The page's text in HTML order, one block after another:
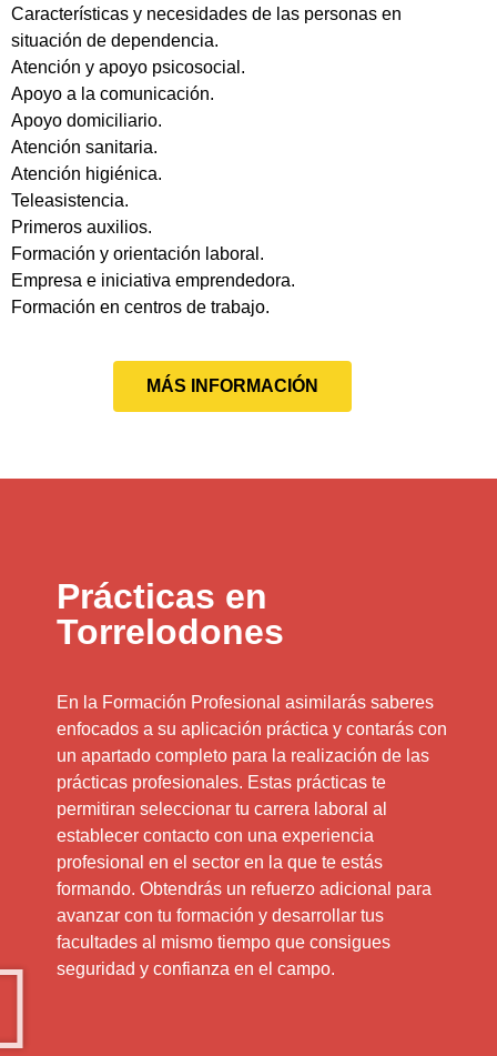
Características y necesidades de las personas en
situación de dependencia.
Atención y apoyo psicosocial.
Apoyo a la comunicación.
Apoyo domiciliario.
Atención sanitaria.
Atención higiénica.
Teleasistencia.
Primeros auxilios.
Formación y orientación laboral.
Empresa e iniciativa emprendedora.
Formación en centros de trabajo.
MÁS INFORMACIÓN
Prácticas en
Torrelodones
En la Formación Profesional asimilarás saberes
enfocados a su aplicación práctica y contarás con
un apartado completo para la realización de las
prácticas profesionales. Estas prácticas te
permitiran seleccionar tu carrera laboral al
establecer contacto con una experiencia
profesional en el sector en la que te estás
formando. Obtendrás un refuerzo adicional para
avanzar con tu formación y desarrollar tus
facultades al mismo tiempo que consigues
seguridad y confianza en el campo.